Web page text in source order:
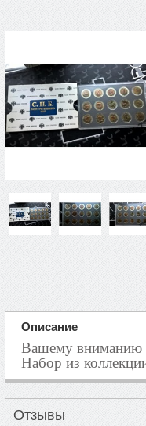
Описание
Вашему вниманию
Набор из
Отзывы